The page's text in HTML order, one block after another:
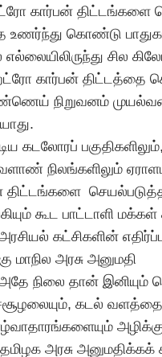
கார்பன் திட்டங்களை
உணர்ந்து கொண்டு
சில
கார்பன் திட்டத்தை
நிறுவனம்
கடலோரப்
நிலங்களிலும்
கூட பாட்டாளி மக்கள்
கட்சிகளின்
மாநில அரசு அனுமதி
நிலை தான் இனியும்
கடல்
அரசு அனுமதிக்கக்